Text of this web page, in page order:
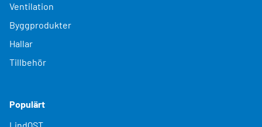
Ventilation
Byggprodukter
Hallar
Tillbehör
Populärt